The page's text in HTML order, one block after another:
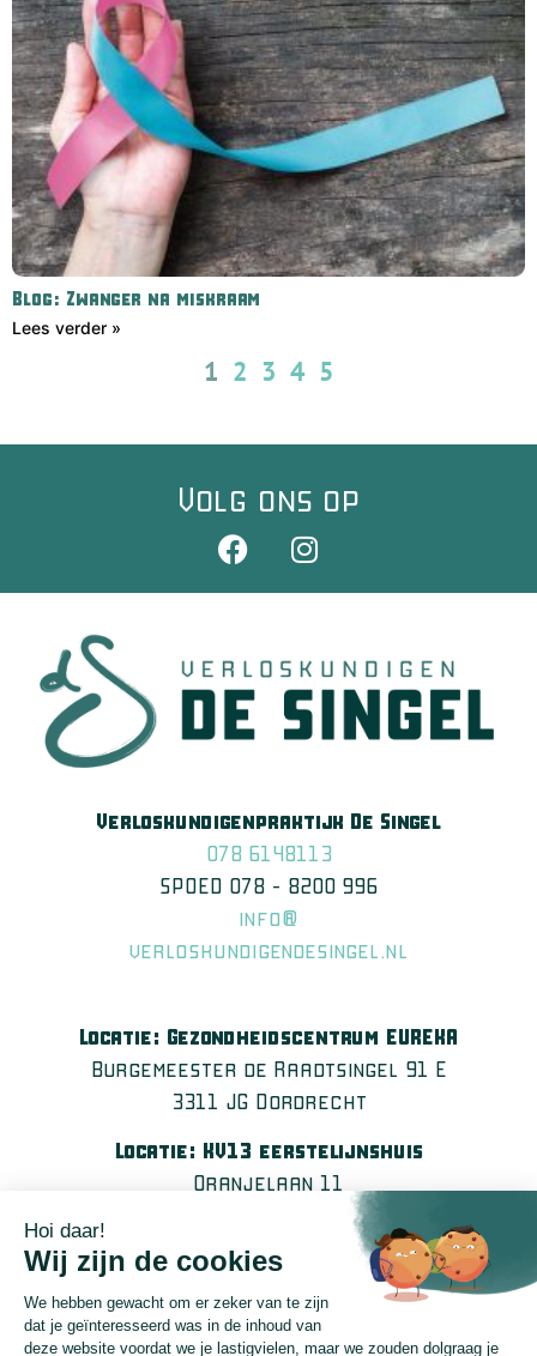
Blog: Zwanger na miskraam
Lees verder »
1 2 3 4 5
Volg ons op
Verloskundigenpraktijk De Singel
078 6148113
SPOED 078 – 8200 996
info@
verloskundigendesingel.nl
Locatie: Gezondheidscentrum EUREKA
Burgemeester de Raadtsingel 91 E
3311 JG Dordrecht
Locatie: KV13 eerstelijnshuis
Oranjelaan 11
3311 DH Dordrecht
Verloskundige Praktijk Papendrecht
Locatie: Gezondheidscentrum De Zorgmolen